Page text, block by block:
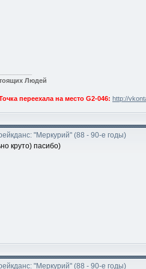
Людей
переехала на место G2-046: http://
"Меркурий" (88 - 90-е годы)
круто) пасибо)
"Меркурий" (88 - 90-е годы)